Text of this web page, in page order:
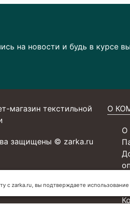
на новости и будь в курсе
магазин текстильной
защищены © zarka.ru
О
О
с zarka.ru, вы подтверждаете